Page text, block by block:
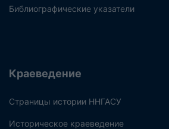
Библиографические указатели
Краеведение
Страницы истории ННГАСУ
Историческое краеведение